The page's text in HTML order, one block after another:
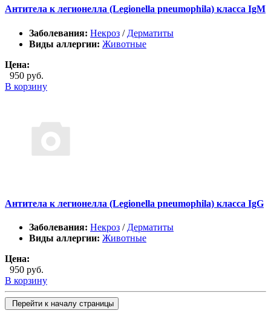
Антитела к легионелла (Legionella pneumophila) класса IgM
Заболевания: Некроз / Дерматиты
Виды аллергии: Животные
Цена:
950 руб.
В корзину
Антитела к легионелла (Legionella pneumophila) класса IgG
Заболевания: Некроз / Дерматиты
Виды аллергии: Животные
Цена:
950 руб.
В корзину
Перейти к началу страницы